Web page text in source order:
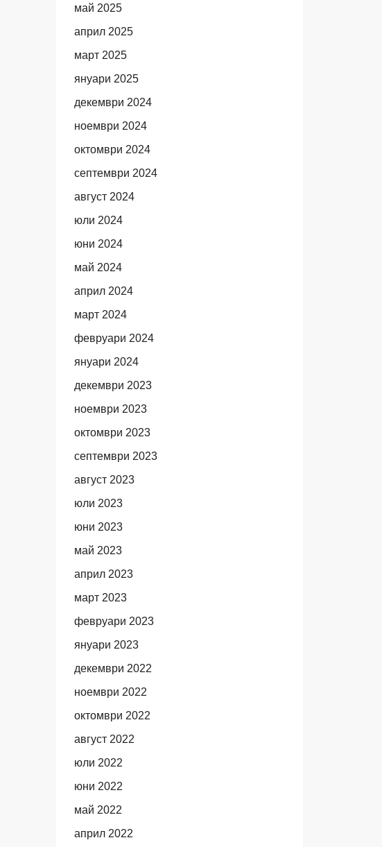
май 2025
април 2025
март 2025
януари 2025
декември 2024
ноември 2024
октомври 2024
септември 2024
август 2024
юли 2024
юни 2024
май 2024
април 2024
март 2024
февруари 2024
януари 2024
декември 2023
ноември 2023
октомври 2023
септември 2023
август 2023
юли 2023
юни 2023
май 2023
април 2023
март 2023
февруари 2023
януари 2023
декември 2022
ноември 2022
октомври 2022
август 2022
юли 2022
юни 2022
май 2022
април 2022